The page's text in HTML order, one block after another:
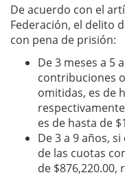
De acuerdo con el
Federación, el delito
con pena de prisión:
De 3 meses a 5
contribuciones
omitidas, es de
es de hasta de
De 3 a 9 años,
de las cuotas
de $876,220.00,